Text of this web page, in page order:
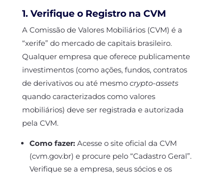
1. Verifique o Registro na CVM
A Comissão de Valores Mobiliários (CVM) é a
“xerife” do mercado de capitais brasileiro.
Qualquer empresa que oferece publicamente
investimentos (como ações, fundos, contratos
de derivativos ou até mesmo crypto-assets
quando caracterizados como valores
mobiliários) deve ser registrada e autorizada
pela CVM.
Como fazer:Acesse o site oficial da CVM
(cvm.gov.br) e procure pelo “Cadastro Geral”.
Verifique se a empresa, seus sócios e os